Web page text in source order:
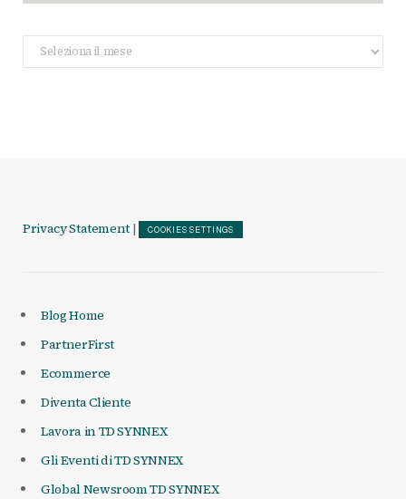
Archivio
Articoli
Privacy Statement | COOKIES SETTINGS
Blog Home
PartnerFirst
Ecommerce
Diventa Cliente
Lavora in TD SYNNEX
Gli Eventi di TD SYNNEX
Global Newsroom TD SYNNEX